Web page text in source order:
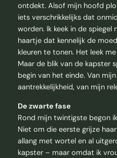
ontdekt. Alsof mijn hoofd
iets verschrikkelijks dat
worden. Ik keek in de spiegel
haartje dat kennelijk de
kleuren te tonen. Het leek
Maar de blik van de kapster
begin van het einde. Van
aantrekkelijkheid, van mijn
De zwarte fase
Rond mijn twintigste begon
Niet om die eerste grijze
allang met wortel en al
kapster – maar omdat ik